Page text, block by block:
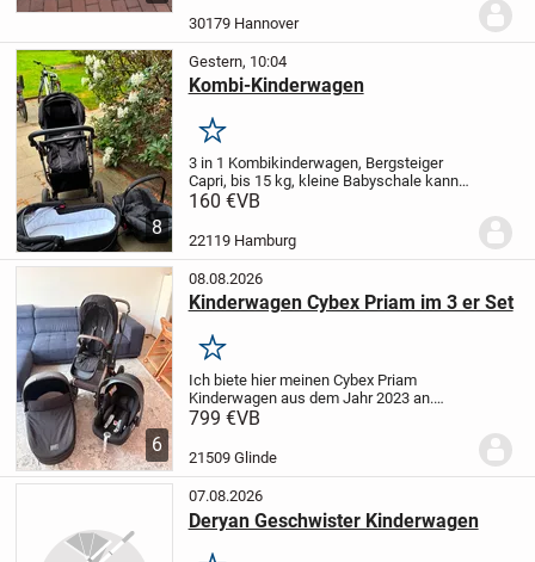
benutzt und befindet sich daher in einem
30179 Hannover
8
Gestern, 10:04
Kombi-Kinderwagen
Merken
3 in 1 Kombikinderwagen, Bergsteiger
Capri, bis 15 kg, kleine Babyschale kann
auch als Autositz verwendet werden,
160 €VB
22119 Hamburg
6
08.08.2026
Kinderwagen Cybex Priam im 3 er Set
Merken
Ich biete hier meinen Cybex Priam
Kinderwagen aus dem Jahr 2023 an.
Dieser stilvolle Kinderwagen in Rosé-
die Wert auf Design und Funktionalität
799 €VB
21509 Glinde
07.08.2026
Deryan Geschwister Kinderwagen